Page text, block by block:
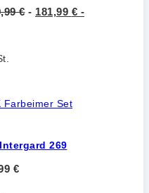
€- 181,99 € -
269
€